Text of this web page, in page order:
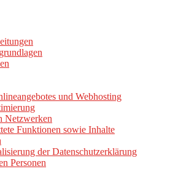
und Webhosting
Netzwerken
Funktionen sowie Inhalte
der Datenschutzerklärung
Personen